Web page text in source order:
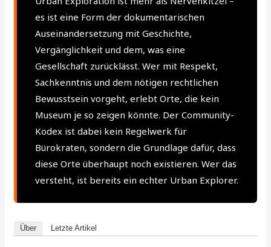
es ist eine Form der dokumentarischen
Auseinandersetzung mit Geschichte,
Vergänglichkeit und dem, was eine
Gesellschaft zurücklässt. Wer mit Respekt,
Sachkenntnis und dem nötigen rechtlichen
Bewusstsein vorgeht, erlebt Orte, die kein
Museum je so zeigen könnte. Der Community-
Kodex ist dabei kein Regelwerk für
Bürokraten, sondern die Grundlage dafür, dass
diese Orte überhaupt noch existieren. Wer das
versteht, ist bereits ein echter Urban Explorer.
Über Letzte Artikel